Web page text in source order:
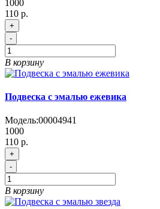
1000
110 р.
+
-
В корзину
Подвеска с эмалью ежевика
Модель:00004941
1000
110 р.
+
-
В корзину